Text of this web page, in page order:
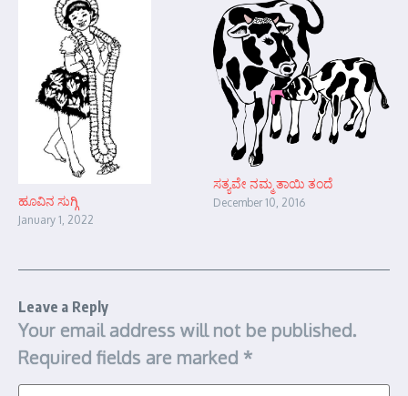
ಹೂವಿನ ಸುಗ್ಗಿ
January 1, 2022
ಸತ್ಯವೇ ನಮ್ಮ ತಾಯಿ ತಂದೆ
December 10, 2016
Leave a Reply
Your email address will not be published.
Required fields are marked *